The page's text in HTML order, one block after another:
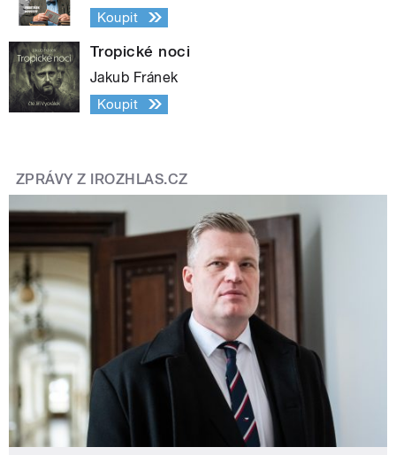
Koupit
Tropické noci
Jakub Fránek
Koupit
ZPRÁVY Z IROZHLAS.CZ